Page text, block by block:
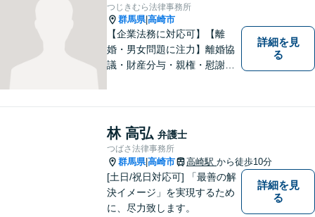
つじきむら法律事務所
群馬県|高崎市
【企業法務に対応可】【離
婚・男女問題に注力】離婚協
議・財産分与・親権・慰謝料
お気持ちに寄り添い、納得の
いく解決を目指します。まず
はお気軽にご相談を！【駐車
場完備】
詳細を見
る
林 高弘 弁護士
つばさ法律事務所
群馬県|高崎市 高崎駅 から徒歩10分
[土日/祝日対応可] 「最善の解
決イメージ」を実現するため
に、尽力致します。
詳細を見
る